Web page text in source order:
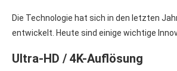
Die Technologie hat sich in den letzten
entwickelt. Heute sind einige wichtige
Ultra-HD / 4K-Auflösung